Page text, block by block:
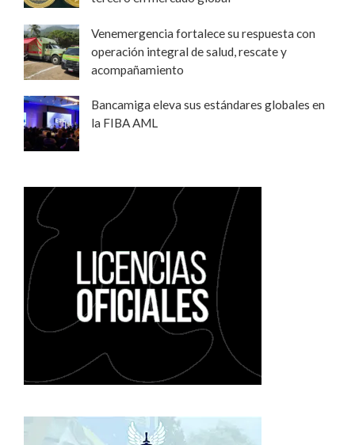
Venemergencia fortalece su respuesta con
operación integral de salud, rescate y
acompañamiento
Bancamiga eleva sus estándares globales en
la FIBA AML